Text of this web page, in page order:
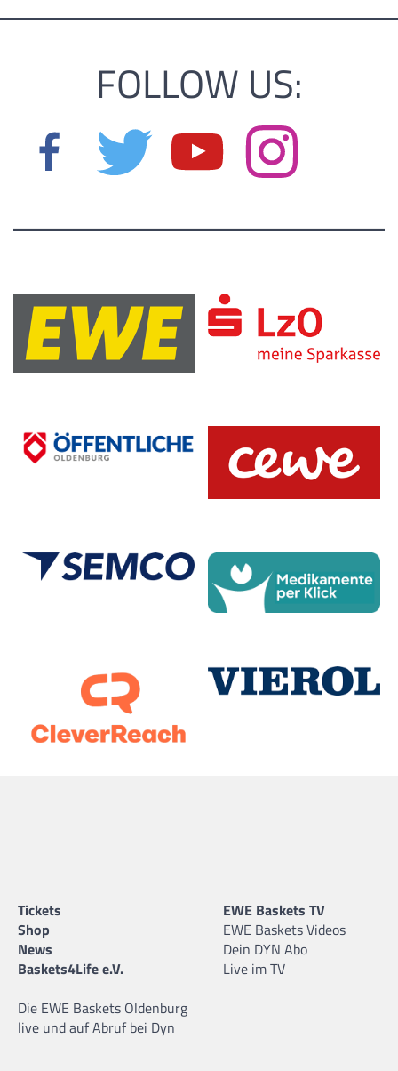
FOLLOW US:
Tickets
Shop
News
Baskets4Life e.V.
Die EWE Baskets Oldenburg
live und auf Abruf bei Dyn
EWE Baskets TV
EWE Baskets Videos
Dein DYN Abo
Live im TV